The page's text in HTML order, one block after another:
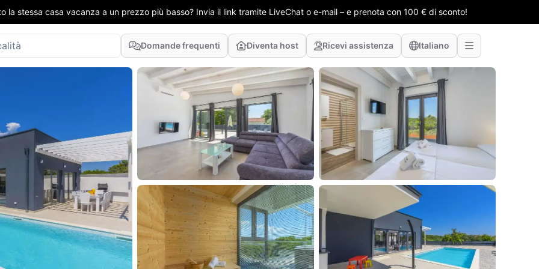
la stessa casa vacanza a un prezzo più basso? Invia il link tramite LiveChat o e-mail – e prenota con 100 € di sconto!
Domande frequenti Diventa host Ricevi assistenza Italiano